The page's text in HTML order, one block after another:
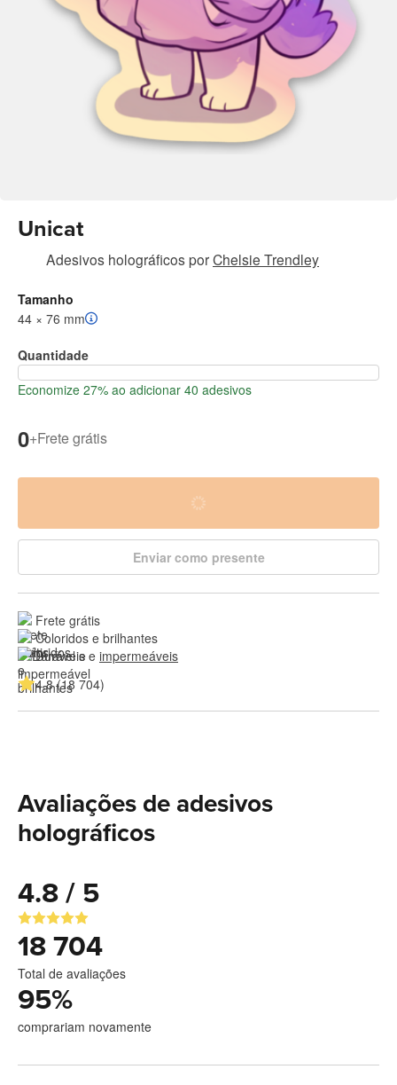
Unicat
Adesivos holográficosporChelsie Trendley
Tamanho
44 × 76 mm
Quantidade
Economize 27% ao adicionar 40 adesivos
0+Frete grátis
Enviar como presente
Frete grátis
Coloridos e brilhantes
Duráveis e impermeáveis
4.8 (18 704)
Avaliações de adesivos
holográficos
4.8 / 5
18 704
Total de avaliações
95%
comprariam novamente